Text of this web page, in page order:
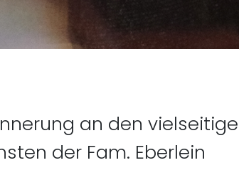
an den
der Fam. Eberlein